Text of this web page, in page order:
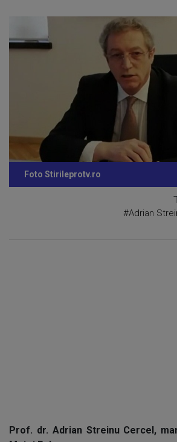
Foto Stirileprotv.ro
#Adrian
Prof. dr. Adrian Streinu Cercel,